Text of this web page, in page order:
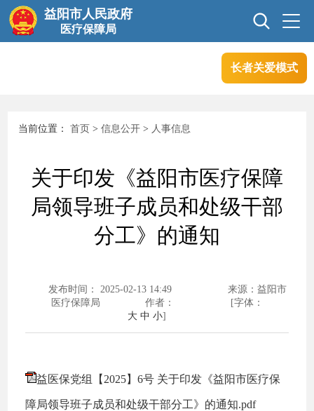
益阳市人民政府
医疗保障局
信息公开
专题专栏
长者关爱模式
当前位置：首页 >信息公开 > 人事信息
关于印发《益阳市医疗保障
局领导班子成员和处级干部
分工》的通知
发布时间： 2025-02-13 14:49
来源：益阳市
医疗保障局
作者：
[字体：
大 中 小]
益医保党组【2025】6号 关于印发《益阳市医疗保
障局领导班子成员和处级干部分工》的通知.pdf